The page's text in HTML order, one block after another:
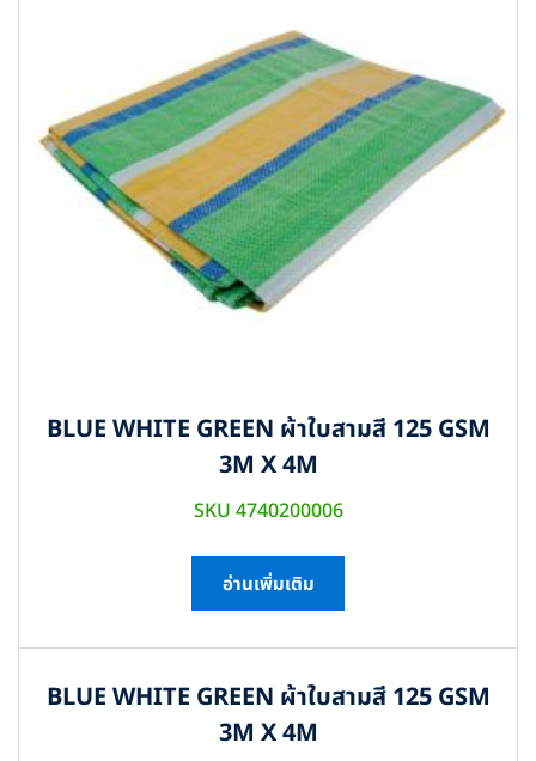
BLUE WHITE GREEN ผ้าใบสามสี 125 GSM
3M X 4M
SKU 4740200006
อ่านเพิ่มเติม
BLUE WHITE GREEN ผ้าใบสามสี 125 GSM
3M X 4M